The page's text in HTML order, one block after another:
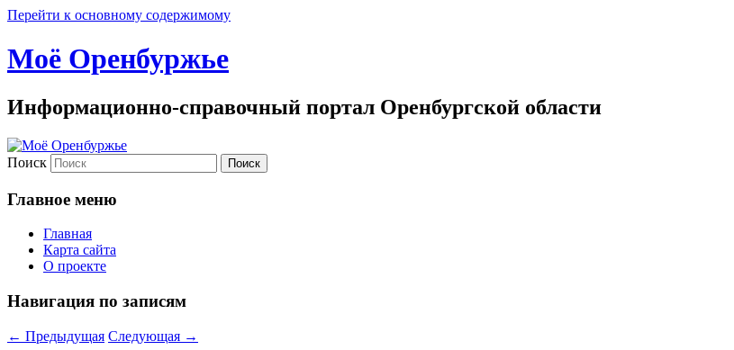
Перейти к основному содержимому
Моё Оренбуржье
Информационно-справочный портал Оренбургской области
Поиск
Главное меню
Главная
Карта сайта
О проекте
Навигация по записям
← Предыдущая Следующая →